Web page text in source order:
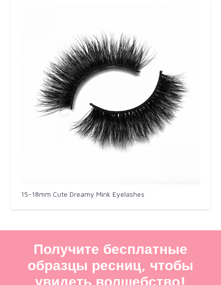
15-18mm Cute Dreamy Mink Eyelashes​
Получите бесплатные
образцы ресниц, чтобы
увидеть волшебство!